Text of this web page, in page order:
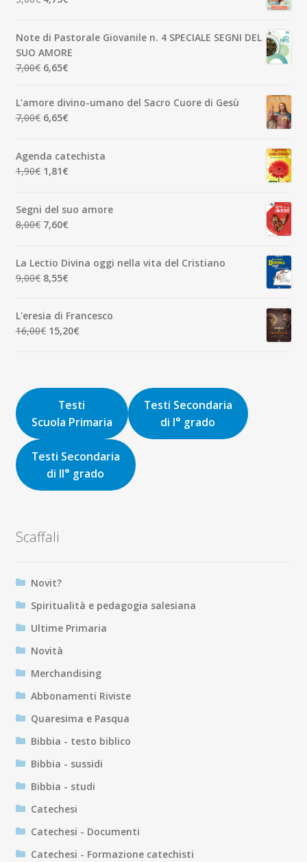
3,50€.3,33€.
era:
5,00€.
è:
4,75€.
Note di Pastorale Giovanile n. 4 SPECIALE SEGNI DEL
SUO AMORE
7,00€ Il
originale
era:
7,00€.
6,65€Il
attuale
è:
L’amore divino-umano del Sacro Cuore di Gesù
7,00€ Il
era:
7,00€.
6,65€Il
è:
6,65€.
Agenda catechista
1,90€ Il
era:
1,90€.
1,81€Il
è:
1,81€.
Segni del suo amore
8,00€ Il
era:
8,00€.
7,60€Il
è:
7,60€.
La Lectio Divina oggi nella vita del Cristiano
9,00€ Il
era:
9,00€.
8,55€Il
è:
8,55€.
L'eresia di Francesco
16,00€ Il
16,00€.
15,20€Il
15,20€.
Testi
Scuola Primaria
Testi Secondaria
di I° grado
Testi Secondaria
di II° grado
Scaffali
Novit?
Spiritualità e pedagogia salesiana
Ultime Primaria
Novità
Merchandising
Abbonamenti Riviste
Quaresima e Pasqua
Bibbia - testo biblico
Bibbia - sussidi
Bibbia - studi
Catechesi
Catechesi - Documenti
Catechesi - Formazione catechisti